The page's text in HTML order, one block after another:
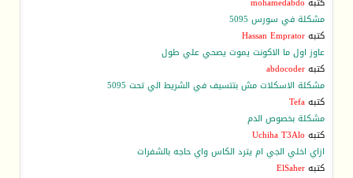
مشكلة في سورس 5095
كتبهHassan Emprator
عاوز اول ما الاكونت يموت يصحي علي طول
كتبهabdocoder
مشكلة الاسكلات مش بتتسيف في الشريط الي تحت 5095
كتبهTefa
مشكلة بخصوص الدم
كتبه Uchiha T3Alo
ازاي اخلي الجي ام يترد الكاس واي حاجه بالشفرات
كتبهElSaher